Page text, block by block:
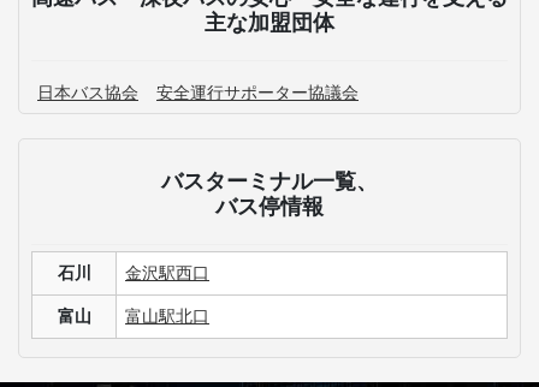
主な加盟団体
日本バス協会 安全運行サポーター協議会
バスターミナル一覧、
バス停情報
石川 金沢駅西口
富山 富山駅北口